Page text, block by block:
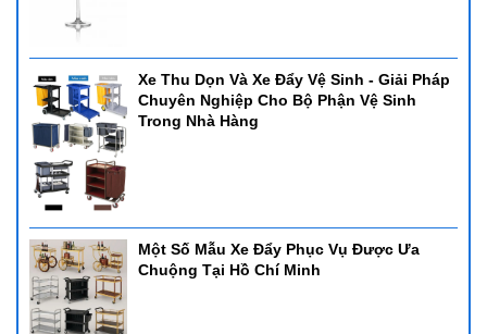
Xe Thu Dọn Và Xe Đẩy Vệ Sinh - Giải Pháp
Chuyên Nghiệp Cho Bộ Phận Vệ Sinh
Trong Nhà Hàng
Một Số Mẫu Xe Đẩy Phục Vụ Được Ưa
Chuộng Tại Hồ Chí Minh